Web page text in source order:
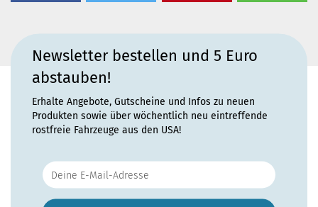
Newsletter bestellen und 5 Euro
abstauben!
Erhalte Angebote, Gutscheine und Infos zu neuen
Produkten sowie über wöchentlich neu eintreffende
rostfreie Fahrzeuge aus den USA!